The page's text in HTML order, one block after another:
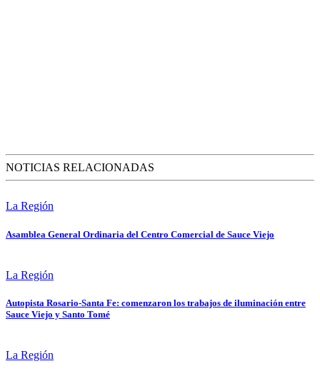
NOTICIAS RELACIONADAS
La Región
Asamblea General Ordinaria del Centro Comercial de Sauce Viejo
La Región
Autopista Rosario-Santa Fe: comenzaron los trabajos de iluminación entre
Sauce Viejo y Santo Tomé
La Región